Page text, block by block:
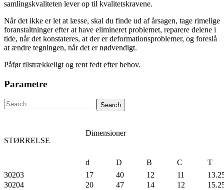
samlingskvaliteten lever op til kvalitetskravene.
Når det ikke er let at læsse, skal du finde ud af årsagen, tage rimelige
foranstaltninger efter at have elimineret problemet, reparere delene i
tide, når det konstateres, at der er deformationsproblemer, og foreslå
at ændre tegningen, når det er nødvendigt.
Påfør tilstrækkeligt og rent fedt efter behov.
Parametre
STØRRELSE
Dimensioner
d D B C
T
30203
17 40 12 11
30204
20 47 14 12